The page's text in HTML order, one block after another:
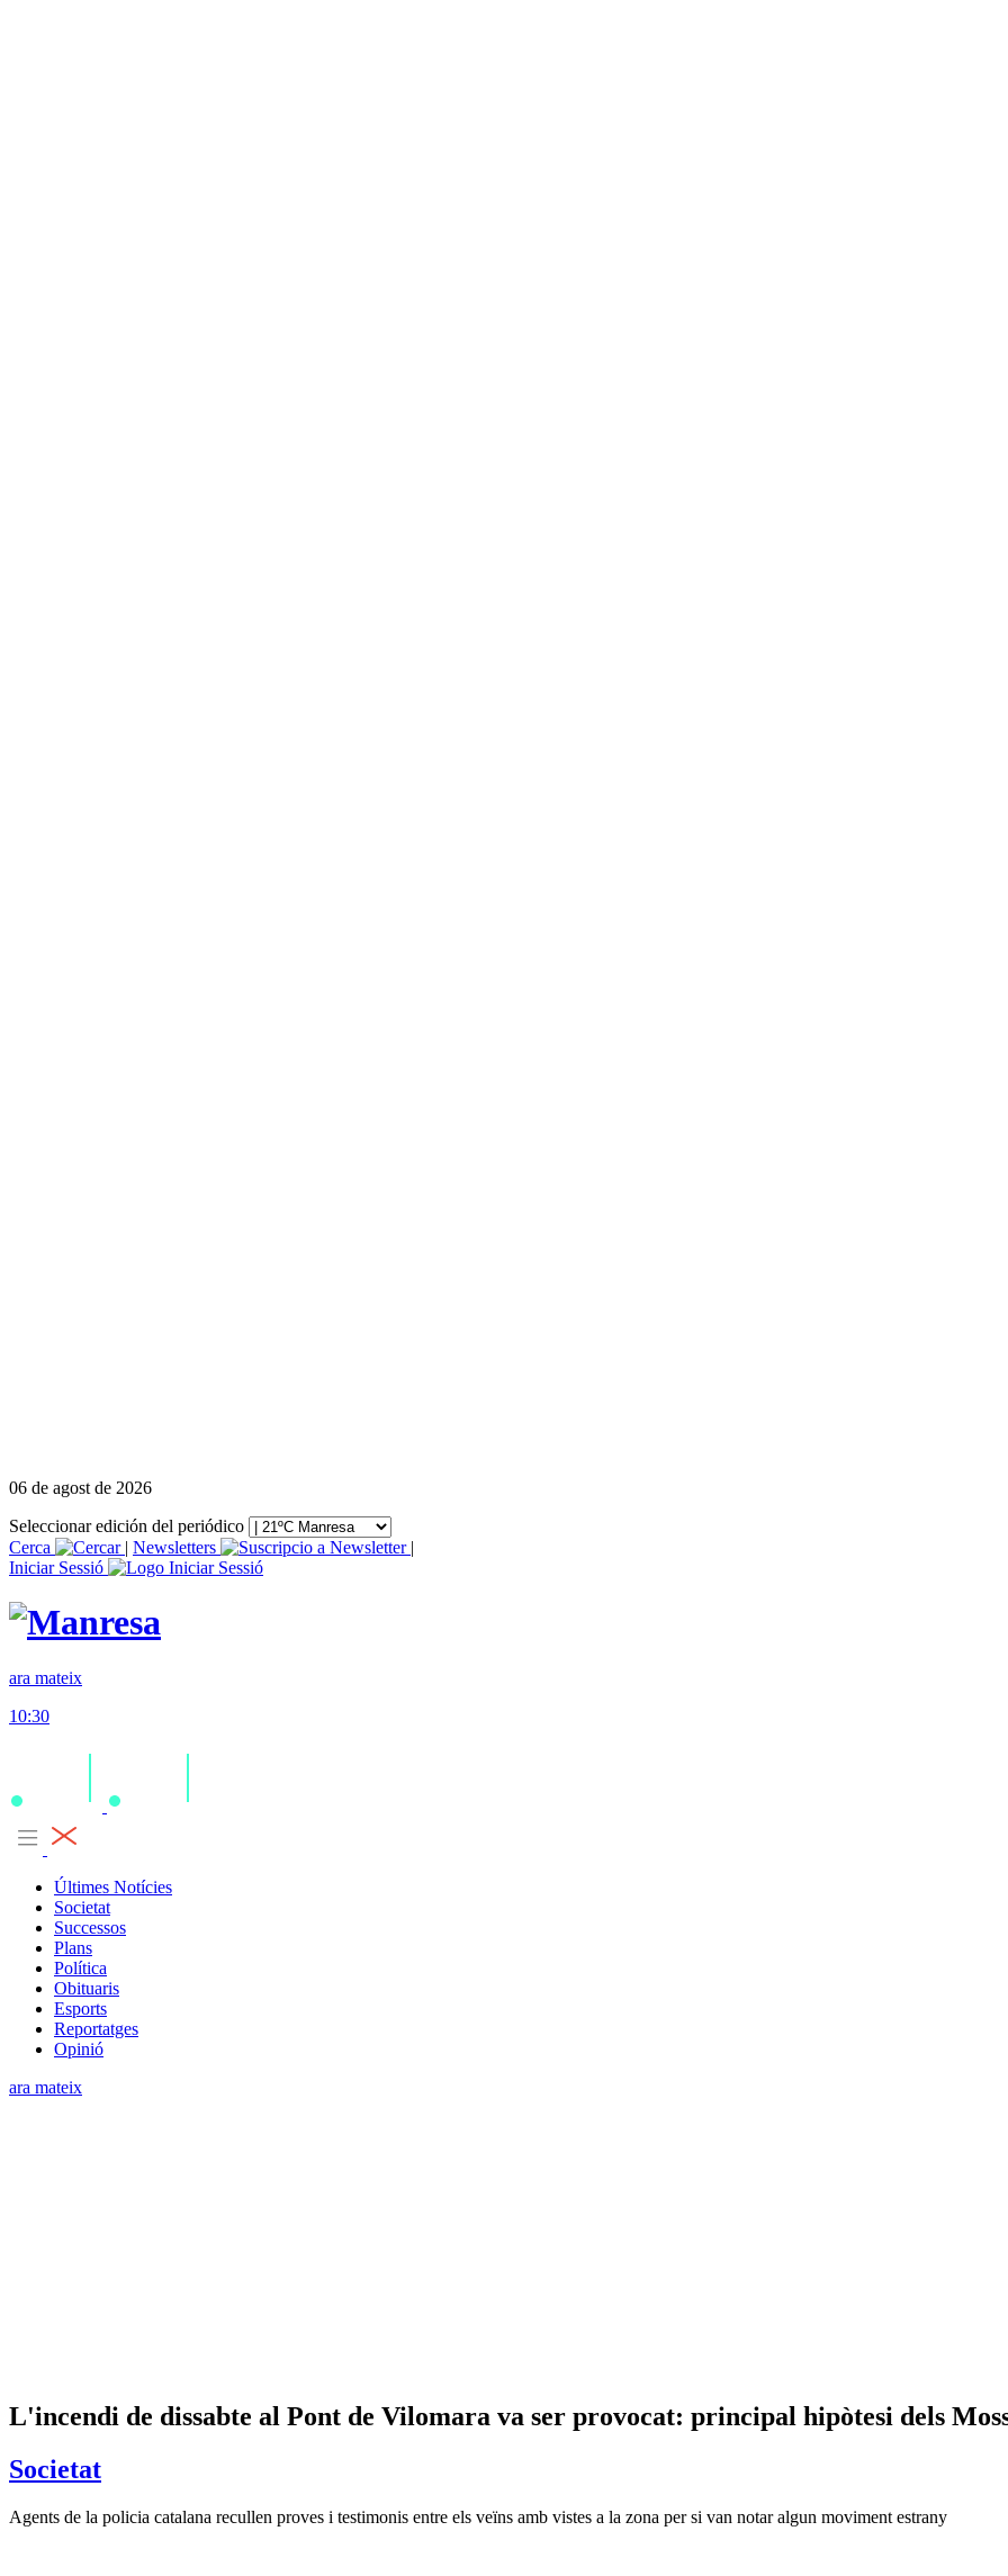
06 de agost de 2026
Seleccionar edición del periódico
Cerca
| Newsletters
|
Iniciar Sessió
ara mateix
10:30
Últimes Notícies
Societat
Successos
Plans
Política
Obituaris
Esports
Reportatges
Opinió
ara mateix
L'incendi de dissabte al Pont de Vilomara va ser provocat: principal hipòtesi dels
Societat
Agents de la policia catalana recullen proves i testimonis entre els veïns amb vistes a la zona per si van notar algun moviment estrany